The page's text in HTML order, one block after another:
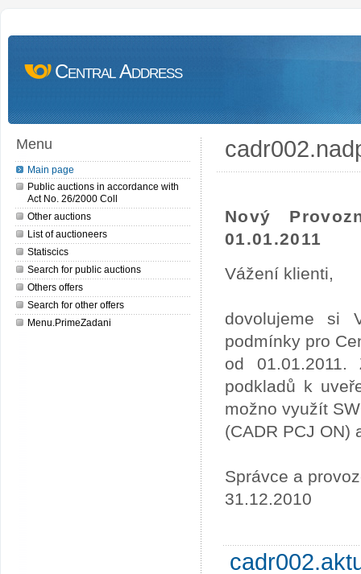
Central Address
Menu
Main page
Public auctions in accordance with
Act No. 26/2000 Coll
Other auctions
List of auctioneers
Statiscics
Search for public auctions
Others offers
Search for other offers
Menu.PrimeZadani
Nový
01.01.2011
Vážení klienti,
dovolujeme si
podmínky pro
od 01.01.2011.
podkladů k
možno využít
(CADR PCJ ON)
Správce a
31.12.2010